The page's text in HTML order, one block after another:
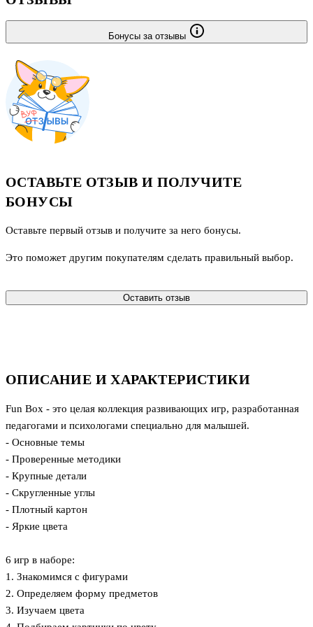
ОПИСАНИЕ И ХАРАКТЕРИСТИКИ
Fun Box - это целая коллекция развивающих игр, разработанная
педагогами и психологами специально для малышей.
- Основные темы
- Проверенные методики
- Крупные детали
- Скругленные углы
- Плотный картон
- Яркие цвета
6 игр в наборе:
1. Знакомимся с фигурами
2. Определяем форму предметов
3. Изучаем цвета
Бонусы за отзывы
ОСТАВЬТЕ ОТЗЫВ И ПОЛУЧИТЕ
БОНУСЫ
Оставьте первый отзыв и получите за него бонусы.
Это поможет другим покупателям сделать правильный выбор.
Оставить отзыв